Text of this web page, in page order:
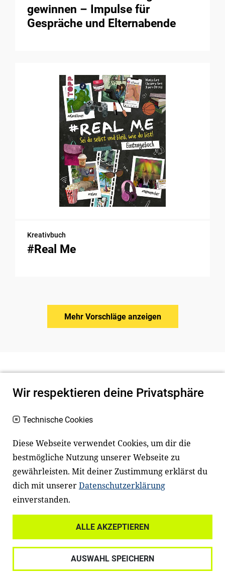
gewinnen – Impulse für
Gespräche und Elternabende
Kreativbuch
#Real Me
Mehr Vorschläge anzeigen
Newsletter
Facebook LinkedIn
Datenschutz
Haftungsausschluss
Impressum
Wir respektieren deine Privatsphäre
Technische Cookies
Diese Webseite verwendet Cookies, um dir die
bestmögliche Nutzung unserer Webseite zu
gewährleisten. Mit deiner Zustimmung erklärst du
dich mit unsererDatenschutzerklärung
einverstanden.
ALLE AKZEPTIEREN
AUSWAHL SPEICHERN